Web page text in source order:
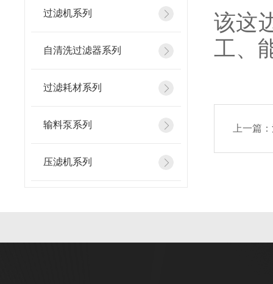
过滤机系列
自清洗过滤器系列
过滤耗材系列
输料泵系列
压滤机系列
该这
工、
上一篇：